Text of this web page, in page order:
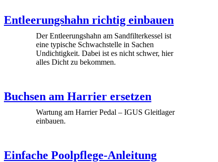
Entleerungshahn richtig einbauen
Der Entleerungshahn am Sandfilterkessel ist
eine typische Schwachstelle in Sachen
Undichtigkeit. Dabei ist es nicht schwer, hier
alles Dicht zu bekommen.
Buchsen am Harrier ersetzen
Wartung am Harrier Pedal – IGUS Gleitlager
einbauen.
Einfache Poolpflege-Anleitung